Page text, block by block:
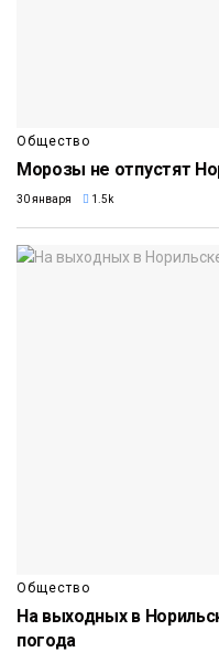
Общество
Морозы не отпустят
30 января 1.5k
Общество
На выходных в
погода